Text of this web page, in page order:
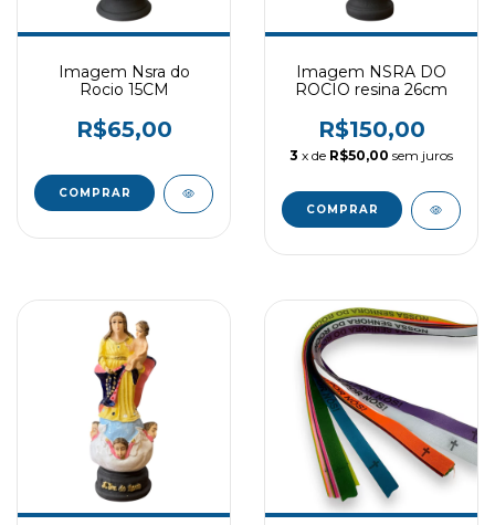
Imagem Nsra do
Rocio 15CM
R$65,00
Imagem NSRA DO
ROCIO resina 26cm
R$150,00
3 x de R$50,00 sem juros